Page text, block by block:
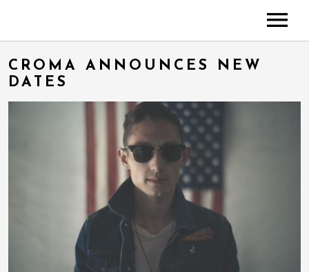
VIDÉOS
DATES
ESPACE PRO
CONTACT
CROMA ANNOUNCES NEW
DATES